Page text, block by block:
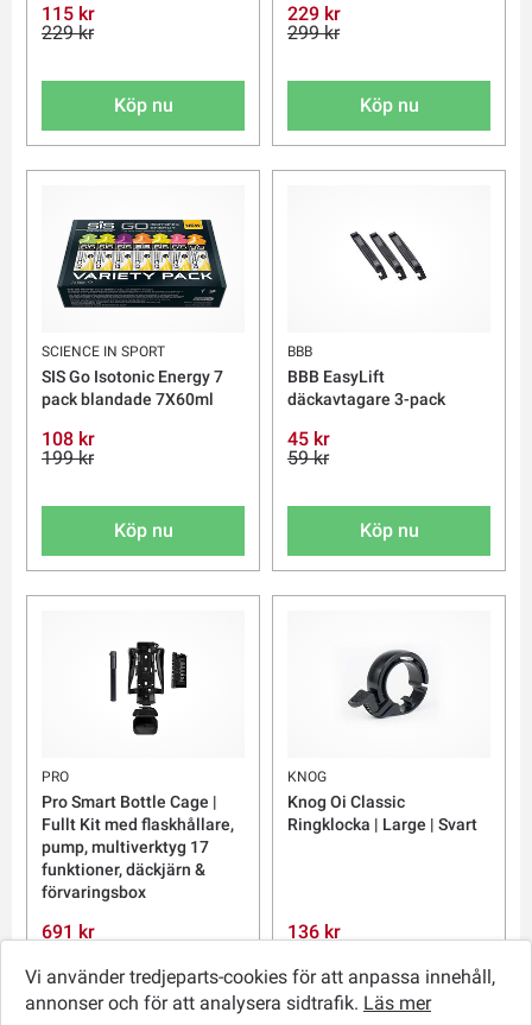
115 kr
229 kr
Köp nu
229 kr
299 kr
Köp nu
SCIENCE IN SPORT
SIS Go Isotonic Energy 7
pack blandade 7X60ml
108 kr
199 kr
Köp nu
BBB
BBB EasyLift
däckavtagare 3-pack
45 kr
59 kr
Köp nu
PRO
Pro Smart Bottle Cage |
Fullt Kit med flaskhållare,
pump, multiverktyg 17
funktioner, däckjärn &
förvaringsbox
691 kr
KNOG
Knog Oi Classic
Ringklocka | Large | Svart
136 kr
Vi använder tredjeparts-cookies för att anpassa innehåll,
annonser och för att analysera sidtrafik. Läs mer